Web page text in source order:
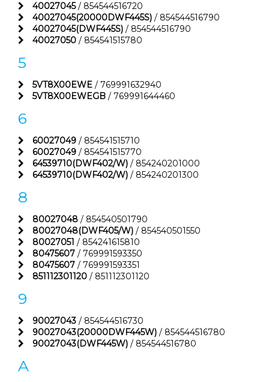
40027045/ 854544516720
40027045(20000DWF445S) / 854544516790
40027045(DWF445S) / 854544516790
40027050 / 854541515780
5
5VT8X00EWE / 769991632940
5VT8X00EWEGB / 769991644460
6
60027049 / 854541515710
60027049 / 854541515770
64539710(DWF402/W) / 854240201000
64539710(DWF402/W) / 854240201300
8
80027048 / 854540501790
80027048(DWF405/W) / 854540501550
80027051 / 854241615810
80475607 / 769991593350
80475607 / 769991593351
851112301120 / 851112301120
9
90027043 / 854544516730
90027043(20000DWF445W) / 854544516780
90027043(DWF445W) / 854544516780
A